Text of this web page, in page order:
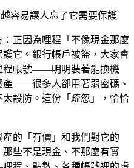
容易讓人忘了它需要保護
正因為哩程「不像現金那麼
它。銀行帳戶被盜，大家會
程帳號——明明裝著能換機
產——很多人卻用著弱密碼、
設防。這份「疏忽」，恰恰
的「有價」和我們對它的
那些不是現金、不那麼有實